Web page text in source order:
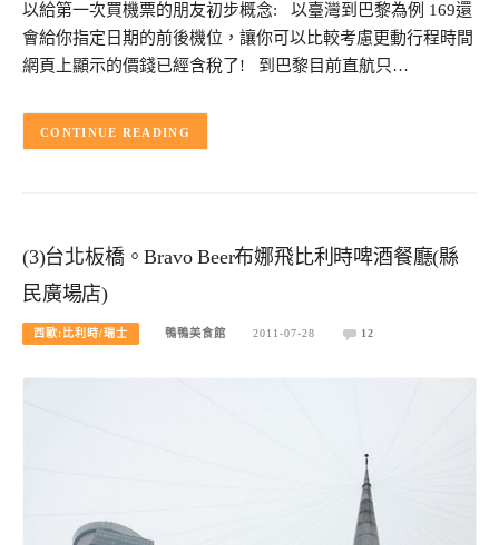
以給第一次買機票的朋友初步概念: 以臺灣到巴黎為例 169還
會給你指定日期的前後機位，讓你可以比較考慮更動行程時間
網頁上顯示的價錢已經含稅了! 到巴黎目前直航只…
CONTINUE READING
(3)台北板橋。Bravo Beer布娜飛比利時啤酒餐廳(縣
民廣場店)
西歐:比利時/瑞士 鴨鴨美食館 2011-07-28 12